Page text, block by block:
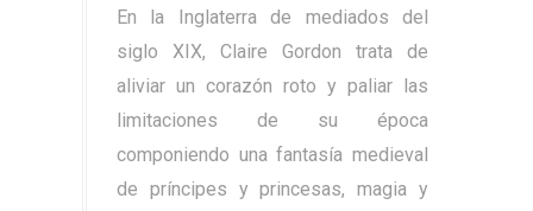
En la Inglaterra de mediados del
siglo XIX, Claire Gordon trata de
aliviar un corazón roto y paliar las
limitaciones de su época
componiendo una fantasía medieval
de príncipes y princesas, magia y